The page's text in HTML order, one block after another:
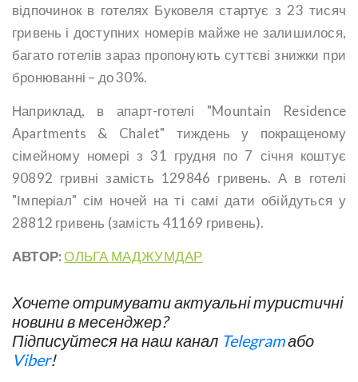
відпочинок в готелях Буковеля стартує з 23 тисяч
гривень і доступних номерів майже не залишилося,
багато готелів зараз пропонують суттєві знижки при
бронюванні – до 30%.
Наприклад, в апарт-готелі "Mountain Residence
Apartments & Chalet" тиждень у покращеному
сімейному номері з 31 грудня по 7 січня коштує
90892 гривні замість 129846 гривень. А в готелі
"Імперіал" сім ночей на ті самі дати обійдуться у
28812 гривень (замість 41169 гривень).
АВТОР: ОЛЬГА МАДЖУМДАР
Хочете отримувати актуальні туристичні
новини в месенджер?
Підписуйтеся на наш канал Telegramабо
Viber!